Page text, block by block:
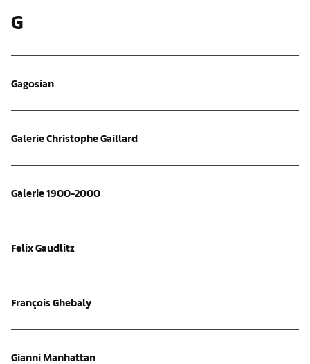
G
Gagosian
Galerie Christophe Gaillard
Galerie 1900-2000
Felix Gaudlitz
François Ghebaly
Gianni Manhattan